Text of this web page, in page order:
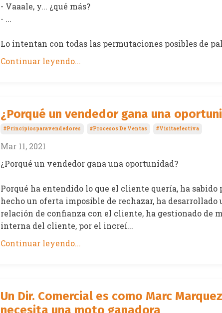
- Vaaale, y... ¿qué más?
- ...
Lo intentan con todas las permutaciones posibles de
Continuar leyendo...
¿Porqué un vendedor gana una
#principiosparavendedores #procesos De Ventas #visitaefectiva
Mar 11, 2021
¿Porqué un vendedor gana una oportunidad?
Porqué ha entendido lo que el cliente quería, ha sabido
hecho un oferta imposible de rechazar, ha desarrollado
relación de confianza con el cliente, ha gestionado de
interna del cliente, por el increí...
Continuar leyendo...
Un Dir. Comercial es como Marc
necesita una moto ganadora